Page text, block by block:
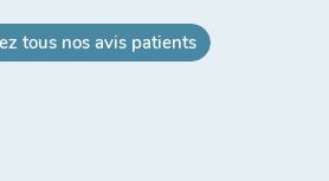
tous nos avis patients